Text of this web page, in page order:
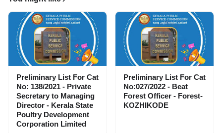
Preliminary List For Cat
No: 138/2021 - Private
Secretary to Managing
Director - Kerala State
Poultry Development
Corporation Limited
Preliminary List For Cat
No:027/2022 - Beat
Forest Officer - Forest-
KOZHIKODE